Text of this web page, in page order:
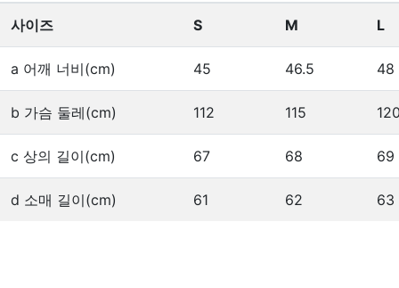
사이즈 S M L
a 어깨 너비(cm) 45 46.5 48
b 가슴 둘레(cm) 112 115
c 상의 길이(cm) 67 68 69
d 소매 길이(cm) 61 62 63